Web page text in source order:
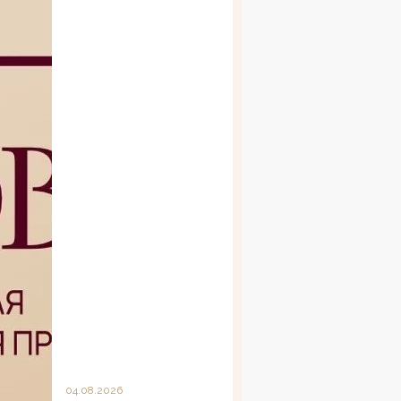
04.08.2026